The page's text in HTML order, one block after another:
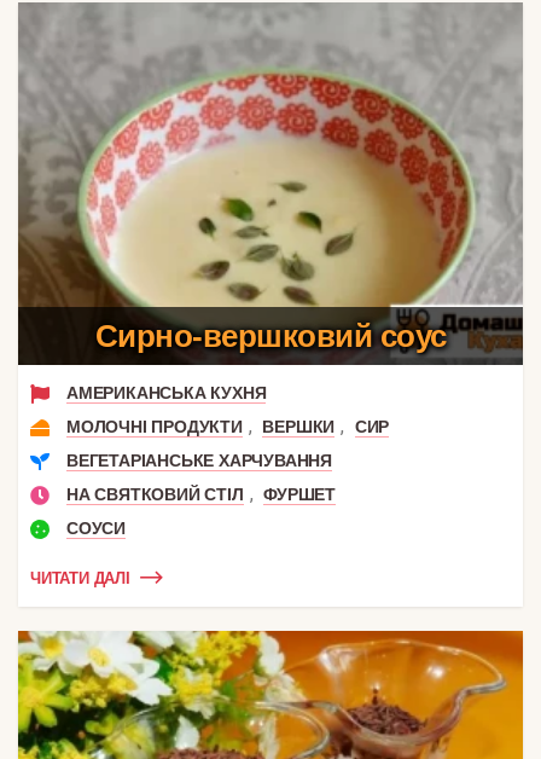
Сирно-вершковий соус
АМЕРИКАНСЬКА КУХНЯ
МОЛОЧНІ ПРОДУКТИ , ВЕРШКИ ,
СИР
ВЕГЕТАРІАНСЬКЕ ХАРЧУВАННЯ
НА СВЯТКОВИЙ СТІЛ , ФУРШЕТ
СОУСИ
ЧИТАТИ ДАЛІ